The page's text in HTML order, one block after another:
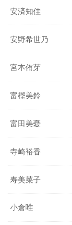
安済知佳
安野希世乃
宮本侑芽
富樫美鈴
富田美憂
寺崎裕香
寿美菜子
小倉唯